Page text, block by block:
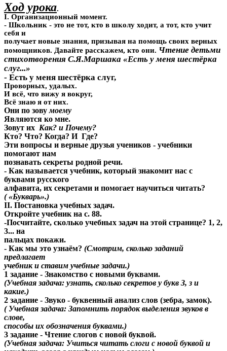
Ход урока.
I. Организационный момент.
- Школьник - это не тот, кто в школу ходит, а тот, кто учит
себя и
получает новые знания, призывая на помощь своих верных
помощников. Давайте расскажем, кто они. Чтение детьми
стихотворения С.Я.Маршака «Есть у меня шестёрка
слуг...»
- Есть у меня шестёрка слуг,
Проворных, удалых.
И всё, что вижу я вокруг,
Всё знаю я от них.
Они по зовумоему
Являются ко мне.
Зовут их Как? и Почему?
Кто? Что? Когда? И Где?
Эти вопросы и верные друзья учеников - учебники
помогают нам
познавать секреты родной речи.
- Как называется учебник, который знакомит нас с
буквами русского
алфавита, их секретами и помогает научиться читать?
( «Букварь».)
II. Постановка учебных задач.
Откройте учебник на с. 88.
-Посчитайте, сколько учебных задач на этой странице? 1, 2,
3... на
пальцах покажи.
- Как мы это узнаём? (Смотрим, сколько заданий
предлагает
учебник и ставим учебные задачи.)
1 задание - Знакомство с новыми буквами.
(Учебная задача: узнать, сколько секретов у букв З, з и
какие.)
2 задание - Звуко - буквенный анализ слов (зебра, замок).
( Учебная задача: Запомнить порядок выделения звуков в
слове,
способы их обозначения буквами.)
3 задание - Чтение слогов с новой буквой.
(Учебная задача: Учиться читать слоги с новой буквой и